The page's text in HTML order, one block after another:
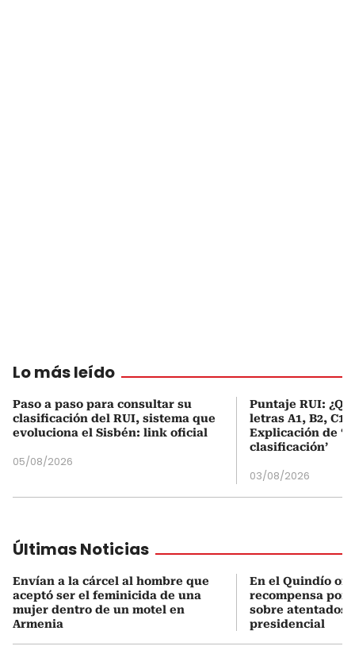
Lo más leído
Paso a paso para consultar su
clasificación del RUI, sistema que
evoluciona el Sisbén: link oficial
05/08/2026
Puntaje RUI:
letras A1, B2, C1
Explicación de
clasificación’
03/08/2026
Últimas Noticias
Envían a la cárcel al hombre que
aceptó ser el feminicida de una
mujer dentro de un motel en
Armenia
En el Quindío
recompensa por
sobre atentados
presidencial